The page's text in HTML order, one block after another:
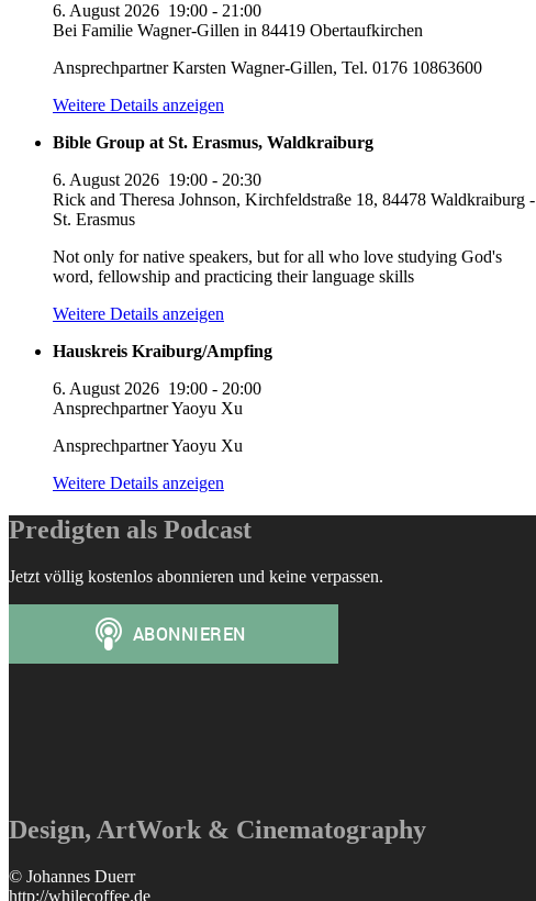
6. August 2026 19:00 - 21:00
Bei Familie Wagner-Gillen in 84419 Obertaufkirchen
Ansprechpartner Karsten Wagner-Gillen, Tel. 0176 10863600
Weitere Details anzeigen
Bible Group at St. Erasmus, Waldkraiburg
6. August 2026 19:00 - 20:30
Rick and Theresa Johnson, Kirchfeldstraße 18, 84478 Waldkraiburg -
St. Erasmus
Not only for native speakers, but for all who love studying God's
word, fellowship and practicing their language skills
Weitere Details anzeigen
Hauskreis Kraiburg/Ampfing
6. August 2026 19:00 - 20:00
Ansprechpartner Yaoyu Xu
Ansprechpartner Yaoyu Xu
Weitere Details anzeigen
Predigten als Podcast
Jetzt völlig kostenlos abonnieren und keine verpassen.
Design, ArtWork & Cinematography
© Johannes Duerr
http://whilecoffee.de